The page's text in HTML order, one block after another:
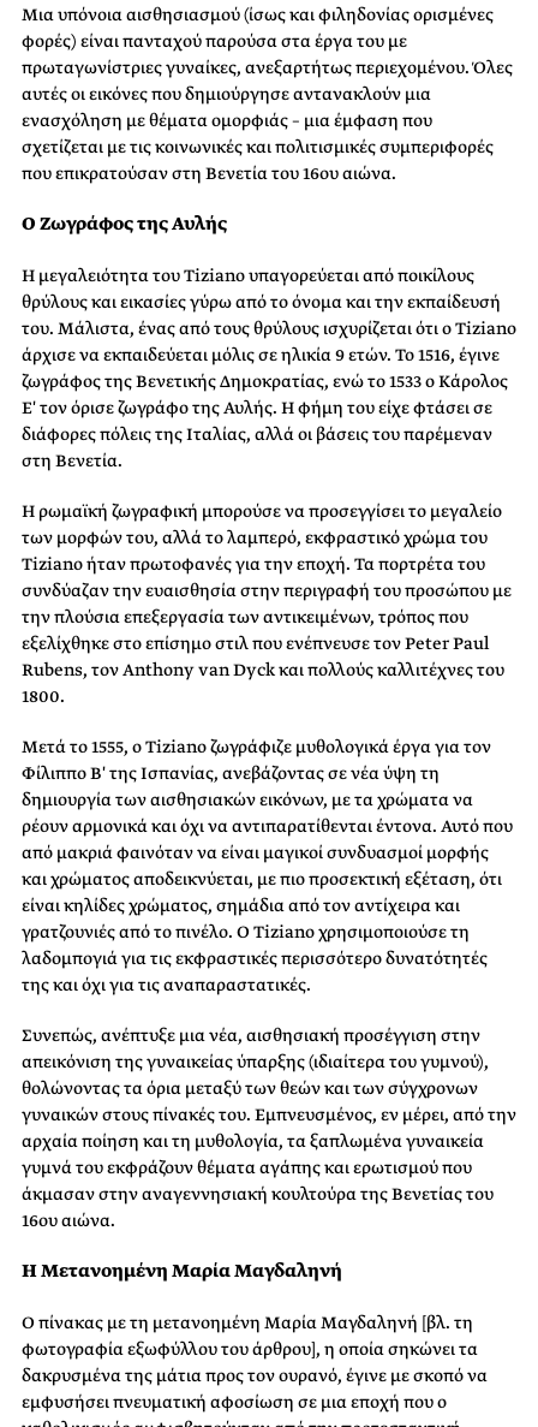
Μια υπόνοια αισθησιασμού (ίσως και φιληδονίας ορισμένες
φορές) είναι πανταχού παρούσα στα έργα του με
πρωταγωνίστριες γυναίκες, ανεξαρτήτως περιεχομένου. Όλες
αυτές οι εικόνες που δημιούργησε αντανακλούν μια
ενασχόληση με θέματα ομορφιάς – μια έμφαση που
σχετίζεται με τις κοινωνικές και πολιτισμικές συμπεριφορές
που επικρατούσαν στη Βενετία του 16ου αιώνα.
Ο Ζωγράφος της Αυλής
Η μεγαλειότητα του Tiziano υπαγορεύεται από ποικίλους
θρύλους και εικασίες γύρω από το όνομα και την εκπαίδευσή
του. Μάλιστα, ένας από τους θρύλους ισχυρίζεται ότι ο Tiziano
άρχισε να εκπαιδεύεται μόλις σε ηλικία 9 ετών. Το 1516, έγινε
ζωγράφος της Βενετικής Δημοκρατίας, ενώ το 1533 ο Κάρολος
Ε′ τον όρισε ζωγράφο της Αυλής. Η φήμη του είχε φτάσει σε
διάφορες πόλεις της Ιταλίας, αλλά οι βάσεις του παρέμεναν
στη Βενετία.
Η ρωμαϊκή ζωγραφική μπορούσε να προσεγγίσει το μεγαλείο
των μορφών του, αλλά το λαμπερό, εκφραστικό χρώμα του
Tiziano ήταν πρωτοφανές για την εποχή. Τα πορτρέτα του
συνδύαζαν την ευαισθησία στην περιγραφή του προσώπου με
την πλούσια επεξεργασία των αντικειμένων, τρόπος που
εξελίχθηκε στο επίσημο στιλ που ενέπνευσε τον Peter Paul
Rubens, τον Anthony van Dyck και πολλούς καλλιτέχνες του
1800.
Μετά το 1555, ο Tiziano ζωγράφιζε μυθολογικά έργα για τον
Φίλιππο Β′ της Ισπανίας, ανεβάζοντας σε νέα ύψη τη
δημιουργία των αισθησιακών εικόνων, με τα χρώματα να
ρέουν αρμονικά και όχι να αντιπαρατίθενται έντονα. Αυτό που
από μακριά φαινόταν να είναι μαγικοί συνδυασμοί μορφής
και χρώματος αποδεικνύεται, με πιο προσεκτική εξέταση, ότι
είναι κηλίδες χρώματος, σημάδια από τον αντίχειρα και
γρατζουνιές από το πινέλο. Ο Tiziano χρησιμοποιούσε τη
λαδομπογιά για τις εκφραστικές περισσότερο δυνατότητές
της και όχι για τις αναπαραστατικές.
Συνεπώς, ανέπτυξε μια νέα, αισθησιακή προσέγγιση στην
απεικόνιση της γυναικείας ύπαρξης (ιδιαίτερα του γυμνού),
θολώνοντας τα όρια μεταξύ των θεών και των σύγχρονων
γυναικών στους πίνακές του. Εμπνευσμένος, εν μέρει, από την
αρχαία ποίηση και τη μυθολογία, τα ξαπλωμένα γυναικεία
γυμνά του εκφράζουν θέματα αγάπης και ερωτισμού που
άκμασαν στην αναγεννησιακή κουλτούρα της Βενετίας του
16ου αιώνα.
Η ΜετανοημένηΜαρία Μαγδαληνή
Ο πίνακας με τη μετανοημένη Μαρία Μαγδαληνή [βλ. τη
φωτογραφία εξωφύλλου του άρθρου], η οποία σηκώνει τα
δακρυσμένα της μάτια προς τον ουρανό, έγινε με σκοπό να
εμφυσήσει πνευματική αφοσίωση σε μια εποχή που ο